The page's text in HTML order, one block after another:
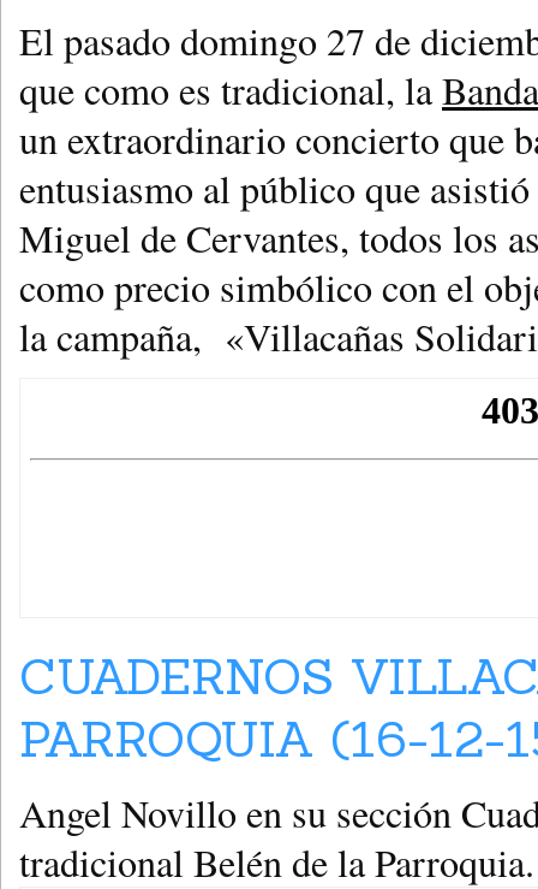
El pasado domingo 27 de
que como es tradicional, la
un extraordinario concierto que
entusiasmo al público que
Miguel de Cervantes, todos los
como precio simbólico con el
la campaña, «Villacañas
CUADERNOS
PARROQUIA (16-12-
Angel Novillo en su sección
tradicional Belén de la Parroquia.